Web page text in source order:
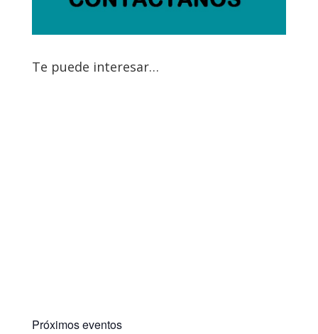
Te puede interesar…
Próximos eventos